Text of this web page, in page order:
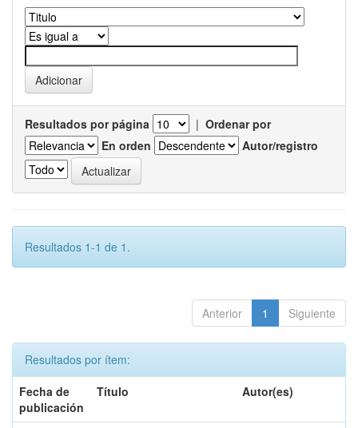
Resultados por página | Ordenar por
En orden
Autor/registro
Resultados 1-1 de 1.
Anterior 1 Siguiente
Resultados por ítem:
Fecha de
publicación
Título Autor(es)